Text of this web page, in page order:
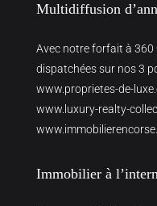
Multidiffusion
Avec notre forfait à
dispatchées sur nos 3
www.proprietes-de-
www.luxury-realty-
Immobilier à